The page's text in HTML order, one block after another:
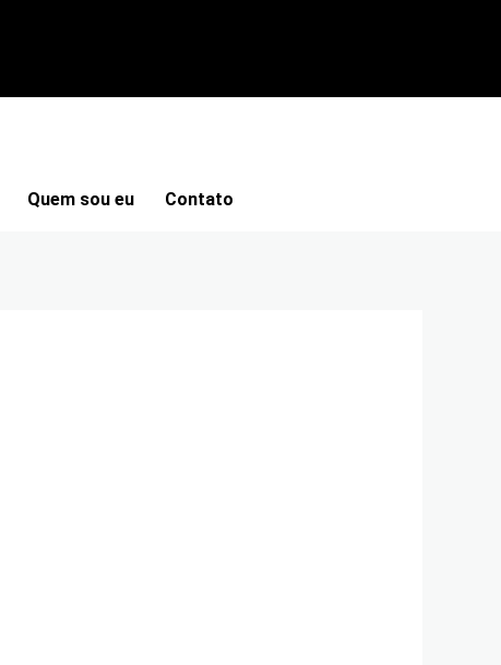
Quem sou eu Contato